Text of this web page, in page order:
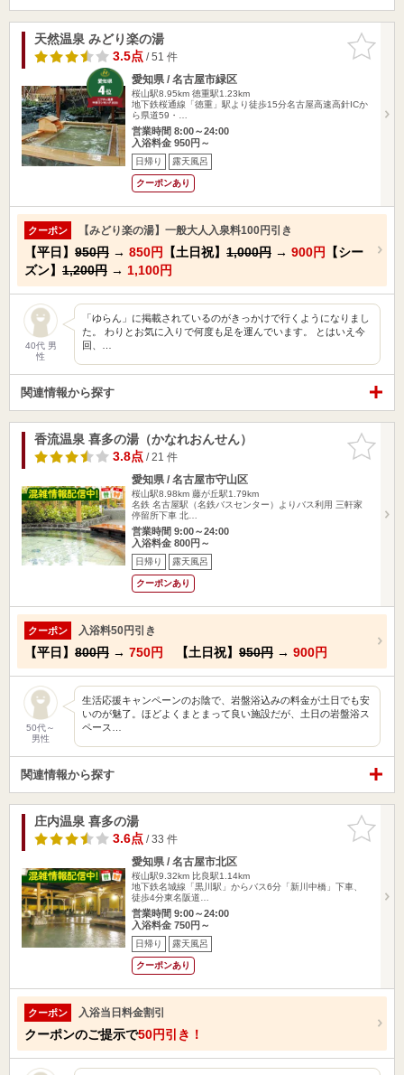
お気に入
りに追加
天然温泉 みどり楽の湯
3.5点/ 51 件
愛知県 / 名古屋市緑区
桜山駅8.95km 徳重駅1.23km
地下鉄桜通線「徳重」駅より徒歩15分名古屋高速高針ICか
ら県道59・…
営業時間 8:00～24:00
入浴料金 950円～
日帰り 露天風呂
クーポンあり
クーポン 【みどり楽の湯】一般大人入泉料100円引き
【平日】 950円 → 850円 【土日祝】 1,000円 → 900円
【シー
ズン】 1,200円 → 1,100円
40代 男
性
「ゆらん」に掲載されているのがきっかけで行くようになりまし
た。 わりとお気に入りで何度も足を運んでいます。 とはいえ今
回、…
関連情報から探す
お気に入
りに追加
香流温泉 喜多の湯（かなれおんせん）
3.8点/ 21 件
愛知県 / 名古屋市守山区
桜山駅8.98km 藤が丘駅1.79km
名鉄 名古屋駅（名鉄バスセンター）よりバス利用 三軒家
停留所下車 北…
営業時間 9:00～24:00
入浴料金 800円～
日帰り 露天風呂
クーポンあり
クーポン 入浴料50円引き
【平日】 800円 → 750円 【土日祝】 950円 → 900円
50代～
男性
生活応援キャンペーンのお陰で、岩盤浴込みの料金が土日でも安
いのが魅了。ほどよくまとまって良い施設だが、土日の岩盤浴ス
ペース…
関連情報から探す
お気に入
りに追加
庄内温泉 喜多の湯
3.6点/ 33 件
愛知県 / 名古屋市北区
桜山駅9.32km 比良駅1.14km
地下鉄名城線「黒川駅」からバス6分「新川中橋」下車、
徒歩4分東名阪道…
営業時間 9:00～24:00
入浴料金 750円～
日帰り 露天風呂
クーポンあり
クーポン 入浴当日料金割引
クーポンのご提示で50円引き！